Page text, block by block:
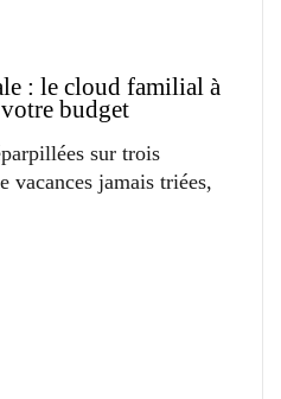
: le cloud familial à
budget
sur trois
vacances jamais triées,